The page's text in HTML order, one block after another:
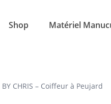
Shop Matériel
BY CHRIS – Coiffeur à Peujard